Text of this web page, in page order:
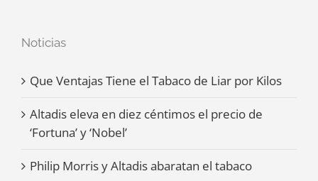
Noticias
Que Ventajas Tiene el Tabaco de Liar por Kilos
Altadis eleva en diez céntimos el precio de
‘Fortuna’ y ‘Nobel’
Philip Morris y Altadis abaratan el tabaco